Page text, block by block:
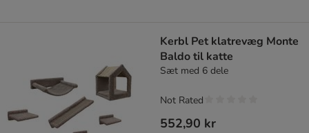
Kerbl Pet klatrevæg Monte
Baldo til katte
Sæt med 6 dele
552,90 kr
Not Rated